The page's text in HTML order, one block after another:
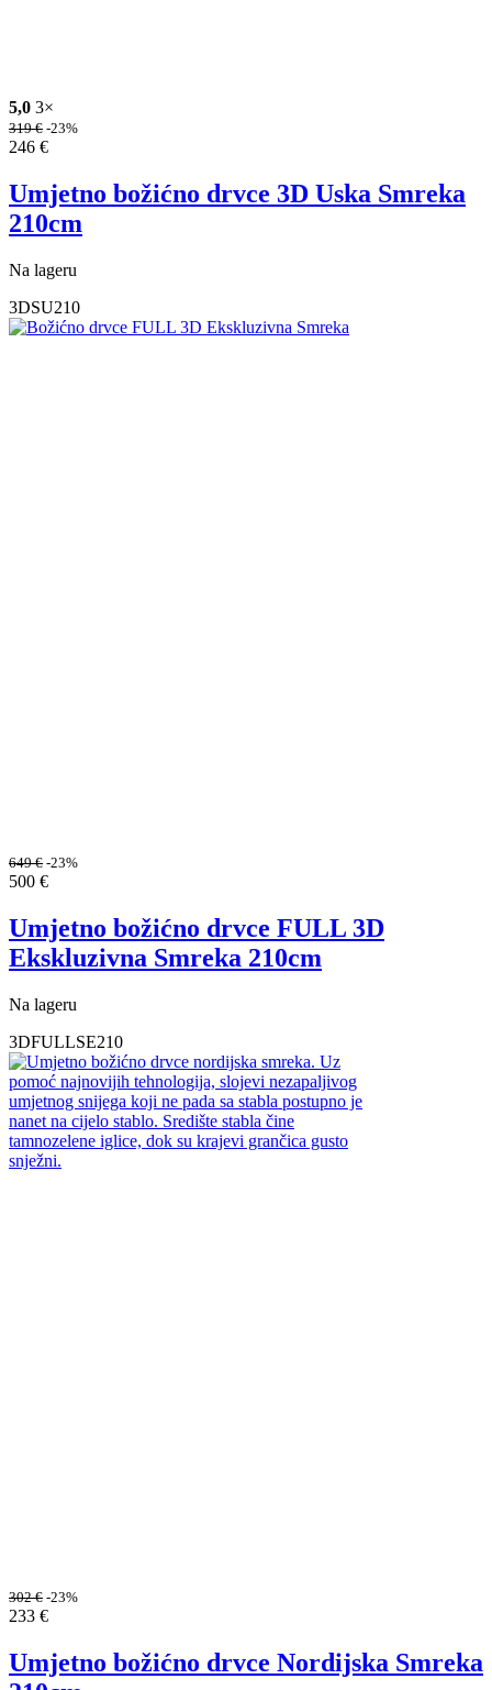
5,0 3×
319€ -23%
246 €
Umjetno božićno drvce 3D Uska Smreka
210cm
Na lageru
3DSU210
649€ -23%
500 €
Umjetno božićno drvce FULL 3D
Ekskluzivna Smreka 210cm
Na lageru
3DFULLSE210
302€ -23%
233 €
Umjetno božićno drvce Nordijska Smreka